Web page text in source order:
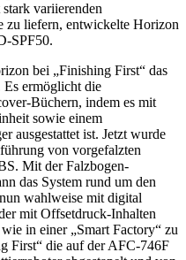
variierenden
zu liefern, entwickelte Horizon
SPF50.
bei „Finishing First“ das
Es ermöglicht die
Büchern, indem es mit
sowie einem
ausgestattet ist. Jetzt wurde
von vorgefalzten
Mit der Falzbogen-
das System rund um den
wahlweise mit digital
mit Offsetdruck-Inhalten
in einer „Smart Factory“ zu
First“ die auf der AFC-746F